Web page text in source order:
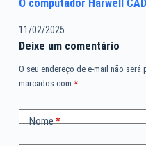
O computador Harwell
11/02/2025
Deixe um comentário
O seu endereço de e-mail não será
marcados com *
Nome*